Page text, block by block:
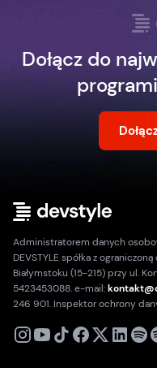
Dołącz do
Administratorem danych
DEVSTYLE spółka z
Białymstoku (15-215) przy ul.
5423453088. e-mail:
246 901. Inspektor ochrony
X